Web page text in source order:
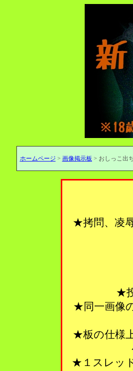
ホームページ > 画像掲示板 > おしっこ出
★拷問、凌
★
★同一画像
★板の仕様
★１スレッ